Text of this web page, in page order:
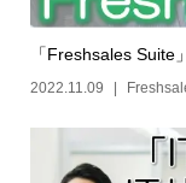
「Freshsales Suite
2022.11.09